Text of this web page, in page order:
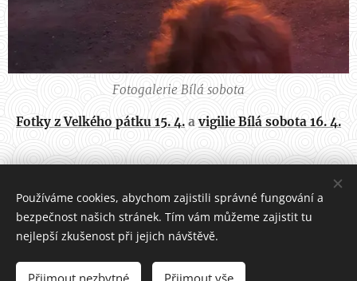
Fotogalerie Bílá sobota
Fotky z Velkého pátku 15. 4. avigilie Bílá sobota 16. 4.
Všechna práva vyhrazena 2022
Používáme cookies, abychom zajistili správné fungování a
bezpečnost našich stránek. Tím vám můžeme zajistit tu
nejlepší zkušenost při jejich návštěvě.
Přijmout nezbytné Přijmout vše